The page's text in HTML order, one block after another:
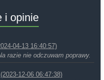
i opinie
04-13 16:40:57)
razie nie odczuwam poprawy.
(2023-12-06 06:47:38)